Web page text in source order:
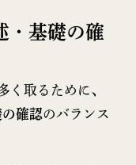
・基礎の確
く取るために、
確認のバランス